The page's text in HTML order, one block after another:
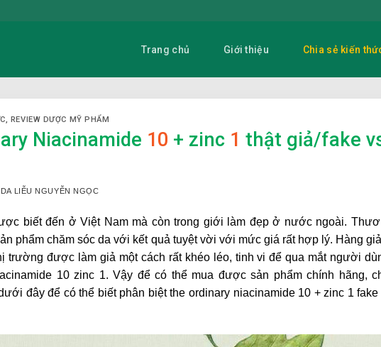
Trang chủ Giới thiệu Chia sẻ kiến
, REVIEW DƯỢC MỸ PHẨM
Niacinamide 10 + zinc 1 thật giả/fake
LIỄU NGUYỄN NGỌC
biết đến ở Việt Nam mà còn trong giới làm đẹp ở nước ngoài.
phẩm chăm sóc da với kết quả tuyệt vời với mức giá rất hợp lý. Hàng
trường được làm giả một cách rất khéo léo, tinh vi để qua mắt người
10 zinc 1. Vậy để có thể mua được sản phẩm chính hãng,
đây để có thể biết phân biệtthe ordinary niacinamide 10 + zinc 1 fake